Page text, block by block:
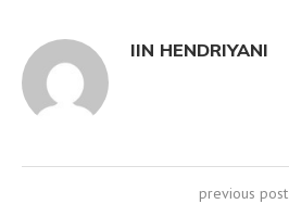
IIN HENDRIYANI
previous post